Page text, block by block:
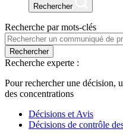
Rechercher
Recherche par mots-clés
Rechercher
Recherche experte :
Pour rechercher une décision,
des concentrations
Décisions et Avis
Décisions de contrôle